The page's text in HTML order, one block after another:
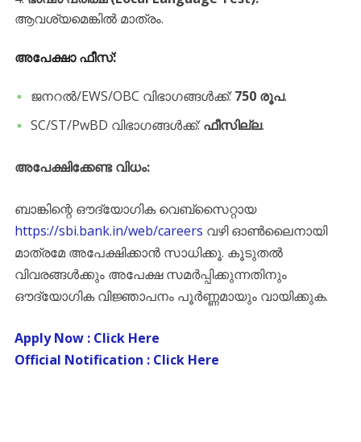
ആവശ്യമെങ്കിൽ മാത്രം.
​അപേക്ഷാ ഫീസ്:
​ജനറൽ/EWS/OBC വിഭാഗങ്ങൾക്ക്:750 രൂപ.
​SC/ST/PwBD വിഭാഗങ്ങൾക്ക്:ഫീസില്ല.
അപേക്ഷിക്കേണ്ട വിധം:
ബാങ്കിന്റെ ഔദ്യോഗിക വെബ്സൈറ്റായ
https://sbi.bank.in/web/careers വഴി ഓൺലൈനായി
മാത്രമേ അപേക്ഷിക്കാൻ സാധിക്കൂ. ​കൂടുതൽ
വിവരങ്ങൾക്കും അപേക്ഷ സമർപ്പിക്കുന്നതിനും
ഔദ്യോഗിക വിജ്ഞാപനം പൂർണ്ണമായും വായിക്കുക.
Apply Now : Click Here
Official Notification : Click Here